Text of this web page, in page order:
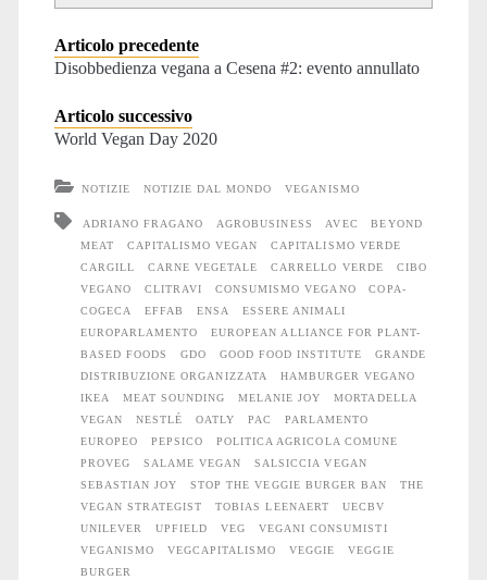
Articolo precedente
Disobbedienza vegana a Cesena #2: evento annullato
Articolo successivo
World Vegan Day 2020
NOTIZIE NOTIZIE DAL MONDO VEGANISMO
ADRIANO FRAGANO AGROBUSINESS AVEC
BEYOND
MEAT
CAPITALISMO VEGAN
CAPITALISMO VERDE
CARGILL
CARNE VEGETALE CARRELLO VERDE
CIBO
VEGANO
CLITRAVI CONSUMISMO VEGANO
COPA-
COGECA
EFFAB ENSA
ESSERE ANIMALI
EUROPARLAMENTO
EUROPEAN ALLIANCE FOR PLANT-
BASED FOODS
GDO GOOD FOOD INSTITUTE
GRANDE
DISTRIBUZIONE ORGANIZZATA
HAMBURGER VEGANO
IKEA
MEAT SOUNDING MELANIE JOY
MORTADELLA
VEGAN
NESTLÉ OATLY PAC
PARLAMENTO
EUROPEO
PEPSICO
POLITICA AGRICOLA COMUNE
PROVEG
SALAME VEGAN
SALSICCIA VEGAN
SEBASTIAN JOY
STOP THE VEGGIE BURGER BAN
THE
VEGAN STRATEGIST
TOBIAS LEENAERT
UECBV
UNILEVER
UPFIELD VEG
VEGANI CONSUMISTI
VEGANISMO
VEGCAPITALISMO VEGGIE
VEGGIE
BURGER